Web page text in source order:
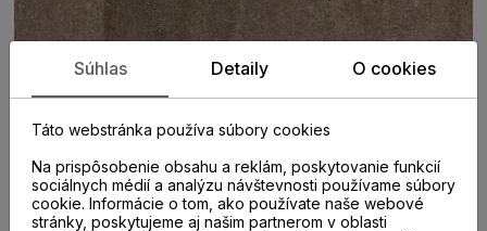
Súhlas Detaily O cookies
Táto webstránka používa súbory cookies
Na prispôsobenie obsahu a reklám, poskytovanie funkcií
sociálnych médií a analýzu návštevnosti používame súbory
cookie. Informácie o tom, ako používate naše webové
stránky, poskytujeme aj našim partnerom v oblasti